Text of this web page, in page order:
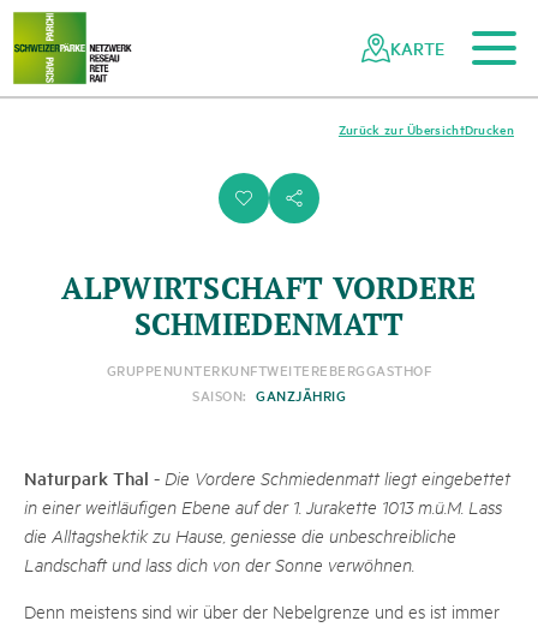
Navigieren
Netzwerk
Schweizer
Schnellnavigation
Zum Hauptinhalt
Zur mobilen Navigation
Zur Suche
Zum Fussbereich
Zur Sitemap
KARTE
i s
Drucken
Zurück zur Übersicht
ALPWIRTSCHAFT VORDERE
SCHMIEDENMATT
GRUPPENUNTERKUNFTWEITEREBERGGASTHOF
SAISON: GANZJÄHRIG
Naturpark Thal - Die Vordere Schmiedenmatt liegt eingebettet
in einer weitläufigen Ebene auf der 1. Jurakette 1013 m.ü.M. Lass
die Alltagshektik zu Hause, geniesse die unbeschreibliche
Landschaft und lass dich von der Sonne verwöhnen.
Denn meistens sind wir über der Nebelgrenze und es ist immer